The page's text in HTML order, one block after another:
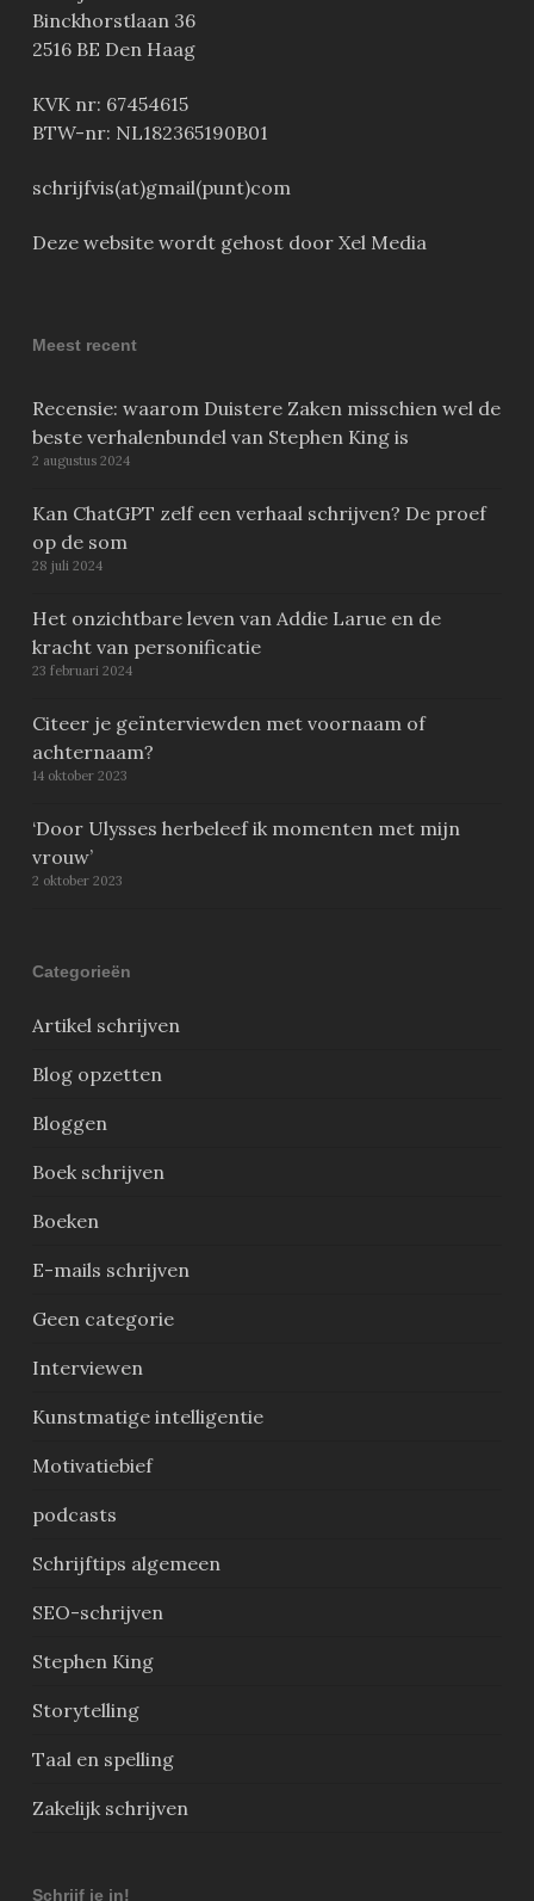
Binckhorstlaan 36
2516 BE Den Haag
KVK nr: 67454615
BTW-nr: NL182365190B01
schrijfvis(at)gmail(punt)com
Deze website wordt gehost door Xel Media
Meest recent
Recensie: waarom Duistere Zaken misschien wel de
beste verhalenbundel van Stephen King is
2 augustus 2024
Kan ChatGPT zelf een verhaal schrijven? De proef
op de som
28 juli 2024
Het onzichtbare leven van Addie Larue en de
kracht van personificatie
23 februari 2024
Citeer je geïnterviewden met voornaam of
achternaam?
14 oktober 2023
‘Door Ulysses herbeleef ik momenten met mijn
vrouw’
2 oktober 2023
Categorieën
Artikel schrijven
Blog opzetten
Bloggen
Boek schrijven
Boeken
E-mails schrijven
Geen categorie
Interviewen
Kunstmatige intelligentie
Motivatiebief
podcasts
Schrijftips algemeen
SEO-schrijven
Stephen King
Storytelling
Taal en spelling
Zakelijk schrijven
Schrijf je in!